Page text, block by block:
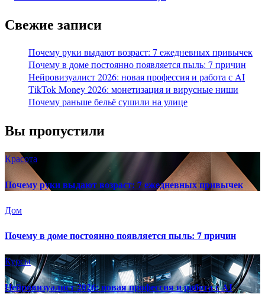
Свежие записи
Почему руки выдают возраст: 7 ежедневных привычек
Почему в доме постоянно появляется пыль: 7 причин
Нейровизуалист 2026: новая профессия и работа с AI
TikTok Money 2026: монетизация и вирусные ниши
Почему раньше бельё сушили на улице
Вы пропустили
Красота
Почему руки выдают возраст: 7 ежедневных привычек
Дом
Почему в доме постоянно появляется пыль: 7 причин
Курсы
Нейровизуалист 2026: новая профессия и работа с AI